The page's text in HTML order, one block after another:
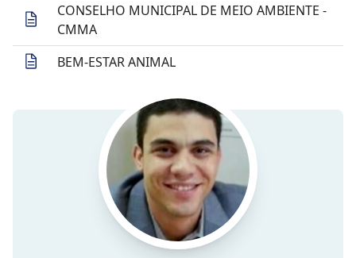
CONSELHO MUNICIPAL DE MEIO AMBIENTE -
CMMA
BEM-ESTAR ANIMAL